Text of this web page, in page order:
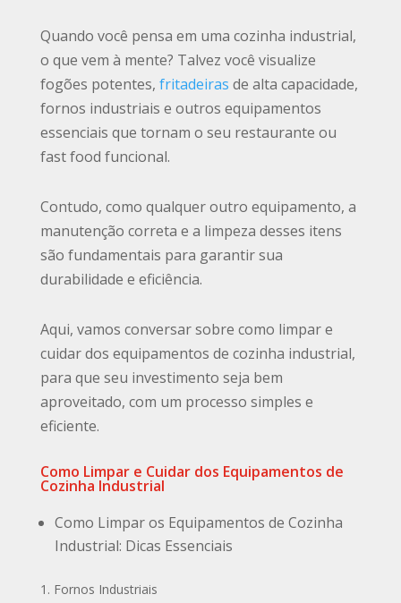
Quando você pensa em uma cozinha industrial,
o que vem à mente? Talvez você visualize
fogões potentes, fritadeiras de alta capacidade,
fornos industriais e outros equipamentos
essenciais que tornam o seu restaurante ou
fast food funcional.
Contudo, como qualquer outro equipamento, a
manutenção correta e a limpeza desses itens
são fundamentais para garantir sua
durabilidade e eficiência.
Aqui, vamos conversar sobre como limpar e
cuidar dos equipamentos de cozinha industrial,
para que seu investimento seja bem
aproveitado, com um processo simples e
eficiente.
Como Limpar e Cuidar dos Equipamentos de
Cozinha Industrial
Como Limpar os Equipamentos de Cozinha
Industrial: Dicas Essenciais
Fornos Industriais